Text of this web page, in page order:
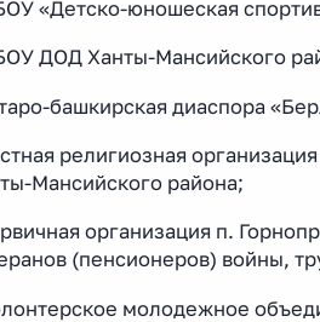
«Детско-юношеская
ДОД Ханты-Мансийского
башкирская диаспора
религиозная
Мансийского района;
организация п.
(пенсионеров) войны,
молодежное